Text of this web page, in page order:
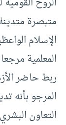
متبصرة
الإسلام
المعلمية
ربط حاضر
المرجو بأنه
التعاون